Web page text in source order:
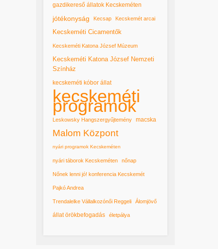
gazdikereső állatok Kecskeméten
jótékonyság Kecsap Kecskemét arcai
Kecskeméti Cicamentők
Kecskeméti Katona József Múzeum
Kecskeméti Katona József Nemzeti
Színház
kecskeméti kóbor állat
kecskeméti
programok
Leskowsky Hangszergyűjtemény macska
Malom Központ
nyári programok Kecskeméten
nyári táborok Kecskeméten nőnap
Nőnek lenni jó! konferencia Kecskemét
Pajkó Andrea
Trendalelke Vállalkozónői Reggeli Álomjövő
állat örökbefogadás életpálya